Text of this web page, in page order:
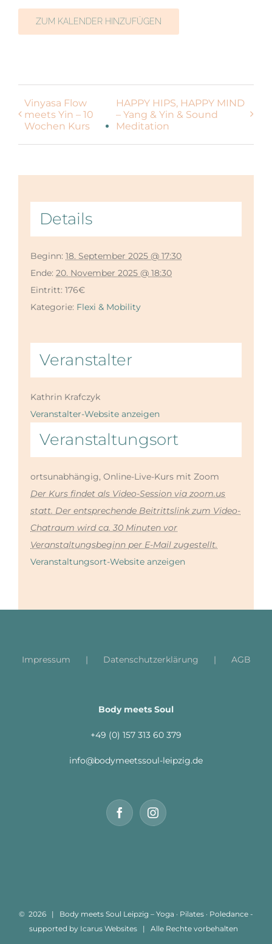
ZUM KALENDER HINZUFÜGEN
Vinyasa Flow
meets Yin – 10
Wochen Kurs
HAPPY HIPS, HAPPY MIND
– Yang & Yin & Sound
Meditation
Details
Beginn: 18. September 2025 @ 17:30
Ende: 20. November 2025 @ 18:30
Eintritt: 176€
Kategorie: Flexi & Mobility
Veranstaltungsort
ortsunabhängig, Online-Live-Kurs mit Zoom
Der Kurs findet als Video-Session via zoom.us
statt. Der entsprechende Beitrittslink zum Video-
Chatraum wird ca. 30 Minuten vor
Veranstaltungsbeginn per E-Mail zugestellt.
Veranstaltungsort-Website anzeigen
Veranstalter
Kathrin Krafczyk
Veranstalter-Website anzeigen
Impressum Datenschutzerklärung AGB
Body meets Soul
+49 (0) 157 313 60 379
info@bodymeetssoul-leipzig.de
© 2026 | Body meets Soul Leipzig – Yoga · Pilates · Poledance -
supported by Icarus Websites| Alle Rechte vorbehalten